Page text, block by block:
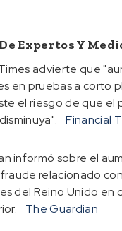
Expertos Y
advierte que
en pruebas a corto
el riesgo de que el
Financial
informó sobre el
relacionado
del Reino Unido en
The Guardian